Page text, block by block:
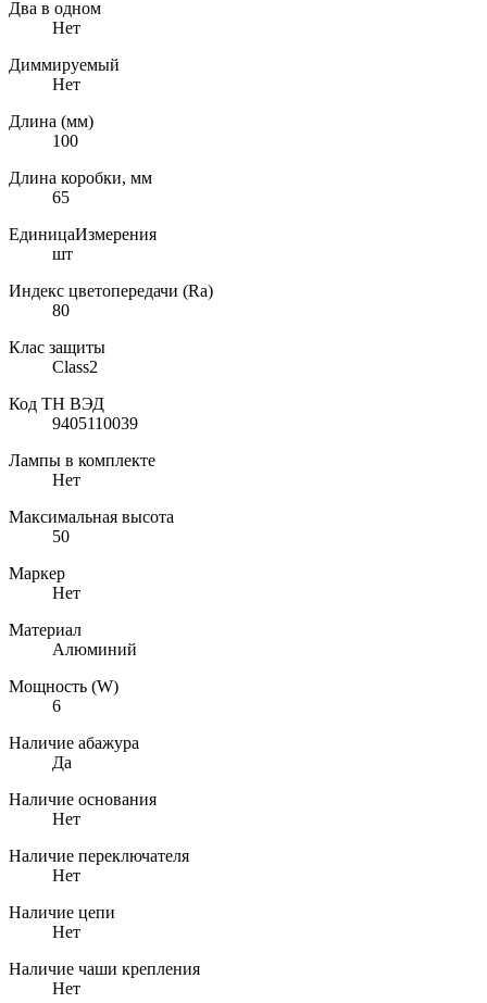
Два в одном
Нет
Диммируемый
Нет
Длина (мм)
100
Длина коробки, мм
65
ЕдиницаИзмерения
шт
Индекс цветопередачи (Ra)
80
Клас защиты
Class2
Код ТН ВЭД
9405110039
Лампы в комплекте
Нет
Максимальная высота
50
Маркер
Нет
Материал
Алюминий
Мощность (W)
6
Наличие абажура
Да
Наличие основания
Нет
Наличие переключателя
Нет
Наличие цепи
Нет
Наличие чаши крепления
Нет